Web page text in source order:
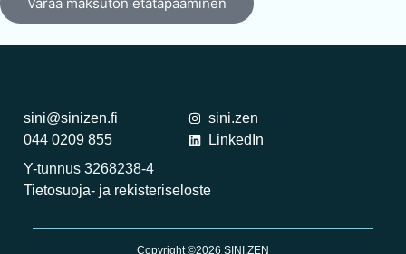
sini@sinizen.fi
044 0209 855
sini.zen
LinkedIn
Y-tunnus 3268238-4
Tietosuoja- ja rekisteriseloste
Copyright ©2026 SINI.ZEN